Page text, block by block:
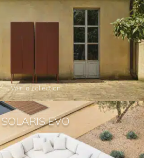
Voir la collection
SOLARIS EVO